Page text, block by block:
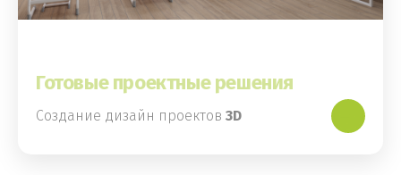
Готовые проектные решения
Создание дизайн проектов 3D